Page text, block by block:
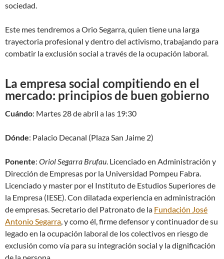
sociedad.
Este mes tendremos a Orio Segarra, quien tiene una larga
trayectoria profesional y dentro del activismo, trabajando para
combatir la exclusión social a través de la ocupación laboral.
La empresa social compitiendo en el
mercado: principios de buen gobierno
Cuándo: Martes 28 de abril a las 19:30
Dónde: Palacio Decanal (Plaza San Jaime 2)
Ponente: Oriol Segarra Brufau. Licenciado en Administración y
Dirección de Empresas por la Universidad Pompeu Fabra.
Licenciado y master por el Instituto de Estudios Superiores de
la Empresa (IESE). Con dilatada experiencia en administración
de empresas. Secretario del Patronato de la Fundación José
Antonio Segarra, y como él, firme defensor y continuador de su
legado en la ocupación laboral de los colectivos en riesgo de
exclusión como vía para su integración social y la dignificación